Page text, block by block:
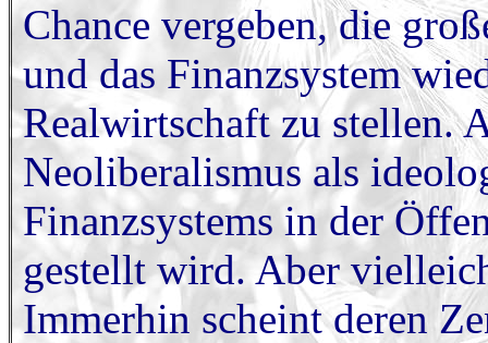
Chance vergeben, die
und das Finanzsystem
Realwirtschaft zu stellen.
Neoliberalismus als
Finanzsystems in der
gestellt wird. Aber
Immerhin scheint deren